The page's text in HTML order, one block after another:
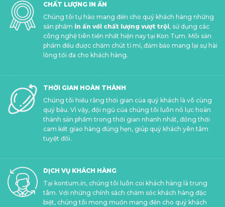
CHẤT LƯỢNG IN ẤN
Chúng tôi tự hào mang đến cho quý khách hàng những
sản phẩm in ấn với chất lượng vượt trội, sử dụng các
công nghệ tiên tiến nhất hiện nay tại Kon Tum. Mỗi sản
phẩm đều được chăm chút tỉ mỉ, đảm bảo mang lại sự hài
lòng tối đa cho khách hàng.
THỜI GIAN HOÀN THÀNH
Chúng tôi hiểu rằng thời gian của quý khách là vô cùng
quý báu. Vì vậy, đội ngũ của chúng tôi luôn nỗ lực hoàn
thành sản phẩm trong thời gian nhanh nhất, đồng thời
cam kết giao hàng đúng hẹn, giúp quý khách yên tâm
tuyệt đối.
DỊCH VỤ KHÁCH HÀNG
Tại kontum.in, chúng tôi luôn coi khách hàng là trung
tâm. Với những chính sách chăm sóc khách hàng đặc
biệt, chúng tôi mong muốn mang đến cho quý khách